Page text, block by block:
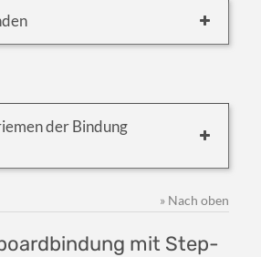
der Bindung
» Nach oben
mit Step-